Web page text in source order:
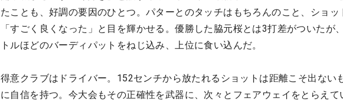
たことも、好調の要因のひとつ。パターとのタッチはもちろんのこと、ショッ
「すごく良くなった」と目を輝かせる。優勝した脇元桜とは3打差がついたが
トルほどのバーディパットをねじ込み、上位に食い込んだ。
得意クラブはドライバー。152センチから放たれるショットは距離こそ出ない
に自信を持つ。今大会もその正確性を武器に、次々とフェアウェイをとらえて